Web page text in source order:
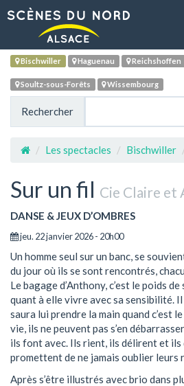
Bischwiller Haguenau Reichshoffen
Soultz-sous-Forêts Wissembourg
Rechercher
Les spectacles Bischwiller
Sur un fil Cie Claire et
DANSE & JEUX D’OMBRES
jeu. 22 janvier 2026 - 20h00
Un homme seul sur un banc, se
du jour où ils se sont rencontrés,
Le bagage d’Anthony, c’est le poids
quant à elle vivre avec sa sensibilité.
saura lui prendre la main quand c’est
vie, ils ne peuvent pas s’en
ils font avec. Ils rient, ils délirent et ils
promettent de ne jamais oublier leurs
Après s’être illustrés avec brio dans